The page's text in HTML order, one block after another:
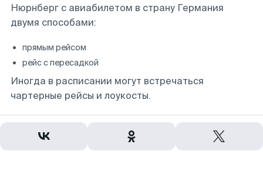
Нюрнберг с авиабилетом в страну Германия
двумя способами:
прямым рейсом
рейс с пересадкой
Иногда в расписании могут встречаться
чартерные рейсы и лоукосты.